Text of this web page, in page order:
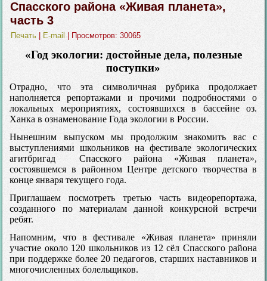
Спасского района «Живая планета»,
часть 3
Печать E-mail | Просмотров: 30065
«Год экологии: достойные дела, полезные
поступки»
Отрадно, что эта символичная рубрика продолжает
наполняется репортажами и прочими подробностями о
локальных мероприятиях, состоявшихся в бассейне оз.
Ханка в ознаменование Года экологии в России.
Нынешним выпуском мы продолжим знакомить вас с
выступлениями школьников на фестивале экологических
агитбригад Спасского района «Живая планета»,
состоявшемся в районном Центре детского творчества в
конце января текущего года.
Приглашаем посмотреть третью часть видеорепортажа,
созданного по материалам данной конкурсной встречи
ребят.
Напомним, что в фестивале «Живая планета» приняли
участие около 120 школьников из 12 сёл Спасского района
при поддержке более 20 педагогов, старших наставников и
многочисленных болельщиков.